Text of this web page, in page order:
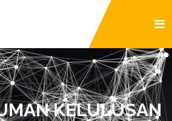
KELULUSAN